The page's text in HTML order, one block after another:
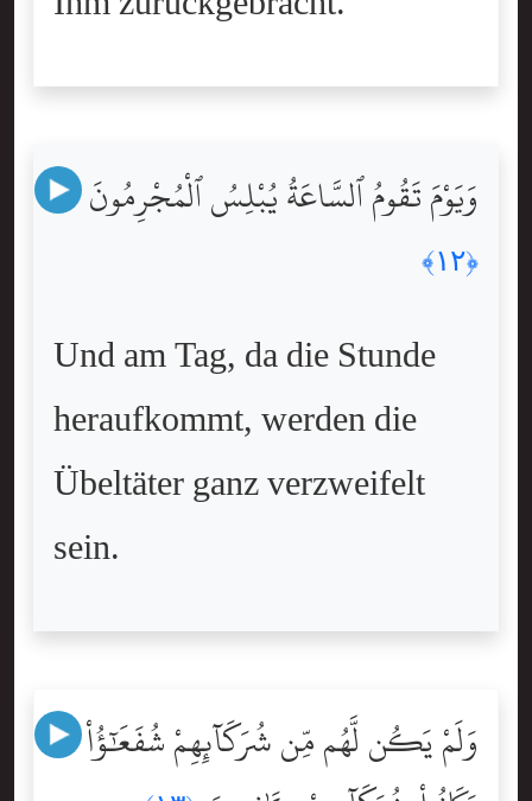
وَيَوْمَ تَقُومُ ٱلسَّاعَةُ يُبْلِسُ ٱلْمُجْرِمُونَ
﴿١٢﴾
Und am Tag, da die Stunde
heraufkommt, werden die
Übeltäter ganz verzweifelt
sein.
وَلَمْ يَكُن لَّهُم مِّن شُرَكَآئِهِمْ شُفَعَٰٓؤُاْ